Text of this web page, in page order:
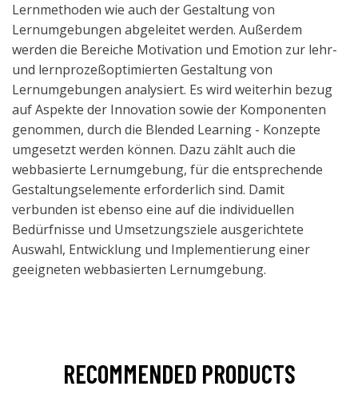
Lernmethoden wie auch der Gestaltung von
Lernumgebungen abgeleitet werden. Außerdem
werden die Bereiche Motivation und Emotion zur lehr-
und lernprozeßoptimierten Gestaltung von
Lernumgebungen analysiert. Es wird weiterhin bezug
auf Aspekte der Innovation sowie der Komponenten
genommen, durch die Blended Learning - Konzepte
umgesetzt werden können. Dazu zählt auch die
webbasierte Lernumgebung, für die entsprechende
Gestaltungselemente erforderlich sind. Damit
verbunden ist ebenso eine auf die individuellen
Bedürfnisse und Umsetzungsziele ausgerichtete
Auswahl, Entwicklung und Implementierung einer
geeigneten webbasierten Lernumgebung.
RECOMMENDED PRODUCTS